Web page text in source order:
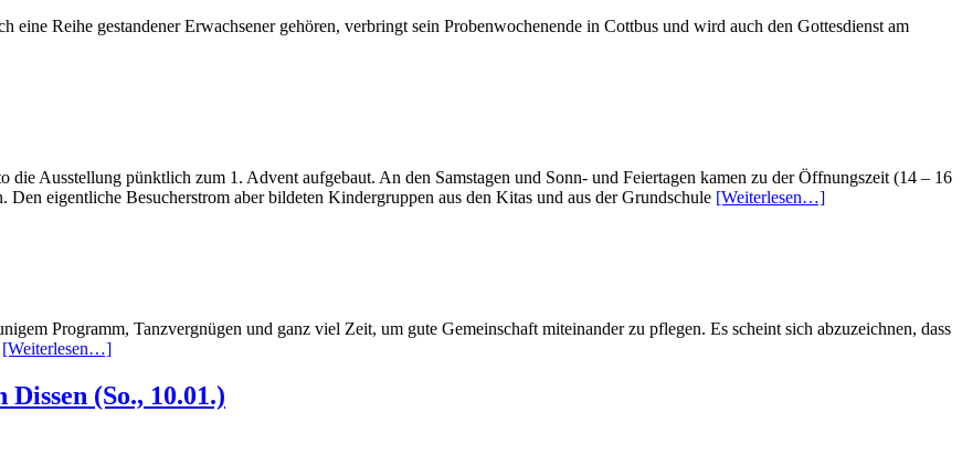
eine Reihe gestandener Erwachsener gehören, verbringt sein Probenwochenende in Cottbus und wird auch den Gottesdienst am
Ausstellung pünktlich zum 1. Advent aufgebaut. An den Samstagen und Sonn- und Feiertagen kamen zu der Öffnungszeit (14 – 16
eigentliche Besucherstrom aber bildeten Kindergruppen aus den Kitas und aus der Grundschule [Weiterlesen…]
Programm, Tanzvergnügen und ganz viel Zeit, um gute Gemeinschaft miteinander zu pflegen. Es scheint sich abzuzeichnen, dass
[Weiterlesen…]
(So., 10.01.)